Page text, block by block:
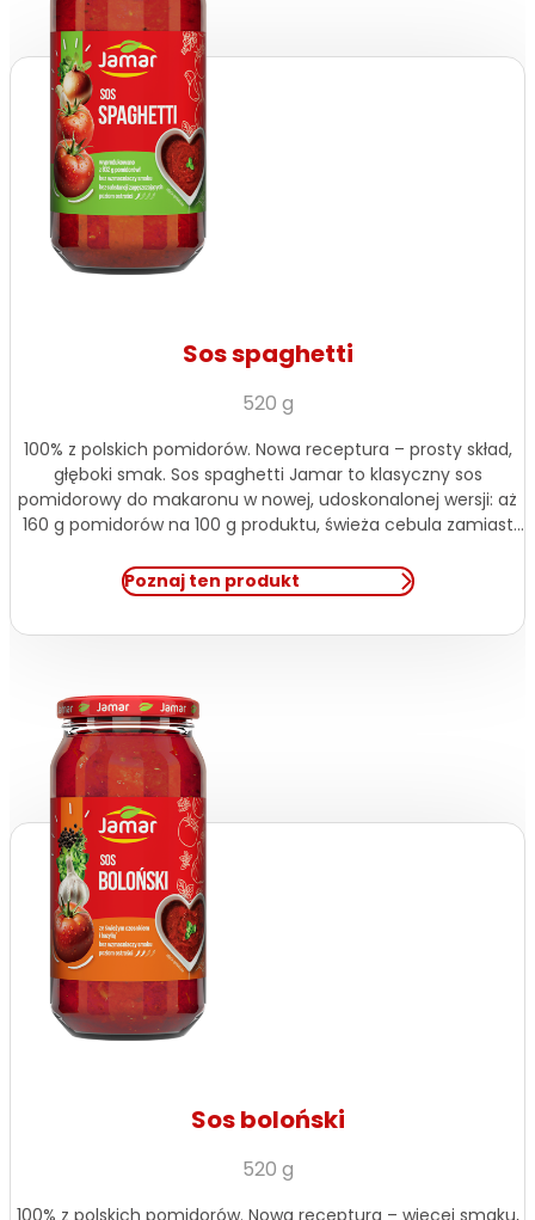
Sos spaghetti
520 g
100% z polskich pomidorów. Nowa receptura – prosty skład,
głęboki smak. Sos spaghetti Jamar to klasyczny sos
pomidorowy do makaronu w nowej, udoskonalonej wersji: aż
160 g pomidorów na 100 g produktu, świeża cebula zamiast
guar i octu spirytusowego. Smaczny, szybki w użyciu i bez
zbędnych dodatków – […]
Poznaj ten produkt
Sos boloński
520 g